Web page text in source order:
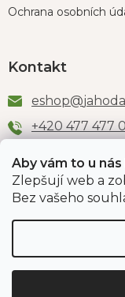
Aby vám to u
Zlepšují web a
Bez vašeho
Ochrana osobních
Kontakt
eshop@
+420 477 477
Odběr